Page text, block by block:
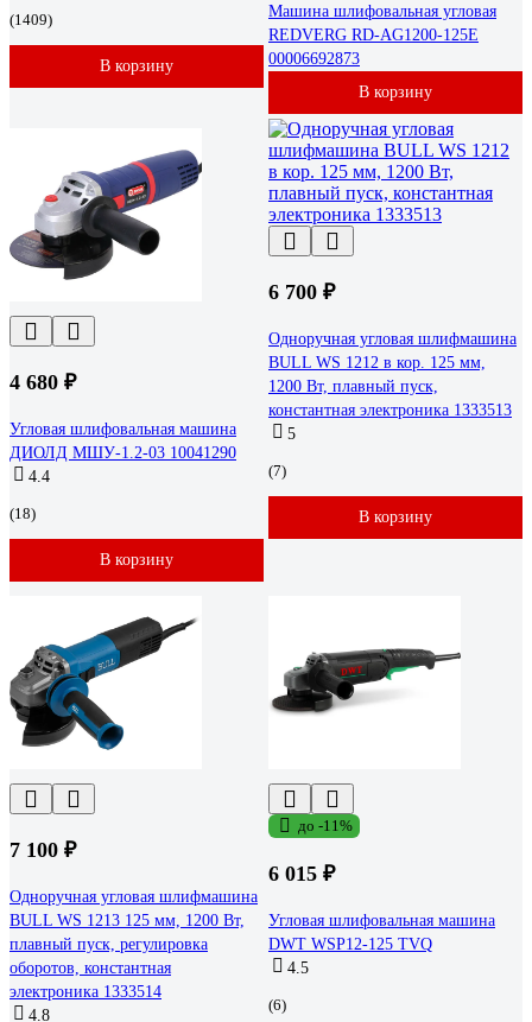
(1409)
В корзину
Машина шлифовальная угловая
REDVERG RD-AG1200-125E
00006692873
В корзину
4 680 ₽
Угловая шлифовальная машина
ДИОЛД МШУ-1.2-03 10041290
4.4
(18)
В корзину
6 700 ₽
Одноручная угловая шлифмашина
BULL WS 1212 в кор. 125 мм,
1200 Вт, плавный пуск,
константная электроника 1333513
5
(7)
В корзину
7 100 ₽
Одноручная угловая шлифмашина
BULL WS 1213 125 мм, 1200 Вт,
плавный пуск, регулировка
оборотов, константная
электроника 1333514
4.8
до -11%
6 015 ₽
Угловая шлифовальная машина
DWT WSP12-125 TVQ
4.5
(6)